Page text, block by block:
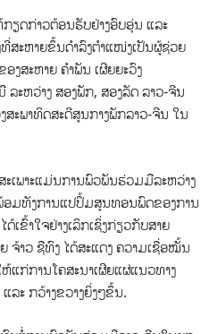
ຽດກ່າວຕ້ອນຮັບຢ່າງອົບອຸ່ນ ແລະ
ສະຫາຍຂຶ້ນດຳລົງຕຳແໜ່ງເປັນຜູ້ຊ່ວຍ
ສະຫາຍ ຄຳພັນ ເຜີຍຍະວົງ
ະຫວ່າງ ສອງພັກ, ສອງລັດ ລາວ-ຈີນ
ະພາທິດສະດີສູນກາງພັກລາວ-ຈີນ ໃນ
ເພາະແມ່ນການພົວພັນຮ່ວມມືລະຫວ່າງ
ອມທັງການແປປຶ້ມສູນທອນພົດຂອງການ
ເຂົ້າໃຈຢ່າງເລິກເຊິ່ງກ່ຽວກັບສາຍ
ຈ້າວ ຊືທົງ ໄດ້ສະແດງ ຄວາມເຊື່ອໝັ້ນ
ກ່ການໂຄສະນາເຜີຍແຜ່ແນວທາງ
ະ ກວ້າງຂວາງຍິ່ງໆຂຶ້ນ.